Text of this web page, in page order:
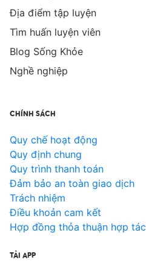
Địa điểm tập luyện
Tìm huấn luyện viên
Blog Sống Khỏe
Nghề nghiệp
CHÍNH SÁCH
Quy chế hoạt động
Quy định chung
Quy trình thanh toán
Đảm bảo an toàn giao dịch
Trách nhiệm
Điều khoản cam kết
Hợp đồng thỏa thuận hợp tác
TẢI APP